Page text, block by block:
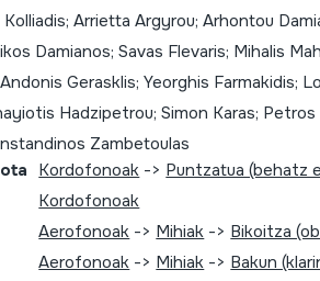
Kolliadis; Arrietta Argyrou; Arhontou
Damianos; Savas Flevaris; Mihalis
Gerasklis; Yeorghis Farmakidis;
Hadzipetrou; Simon Karas;
Zambetoulas
Kordofonoak -> Puntzatua (behatz
Kordofonoak
Aerofonoak -> Mihiak -> Bikoitza
Aerofonoak -> Mihiak -> Bakun